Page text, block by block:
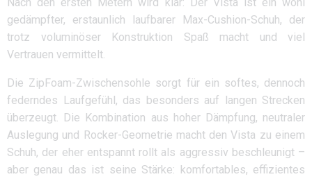
gedämpfter, erstaunlich laufbarer Max-Cushion-Schuh, der
trotz voluminöser Konstruktion Spaß macht und viel
Vertrauen vermittelt.
Die ZipFoam-Zwischensohle sorgt für ein softes, dennoch
federndes Laufgefühl, das besonders auf langen Strecken
überzeugt. Die Kombination aus hoher Dämpfung, neutraler
Auslegung und Rocker-Geometrie macht den Vista zu einem
Schuh, der eher entspannt rollt als aggressiv beschleunigt –
aber genau das ist seine Stärke: komfortables, effizientes